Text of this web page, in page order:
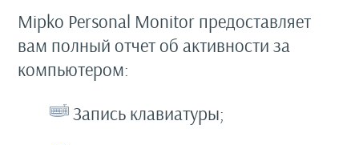
Mipko Personal Monitor предоставляет
вам полный отчет об активности за
компьютером:
Запись клавиатуры;